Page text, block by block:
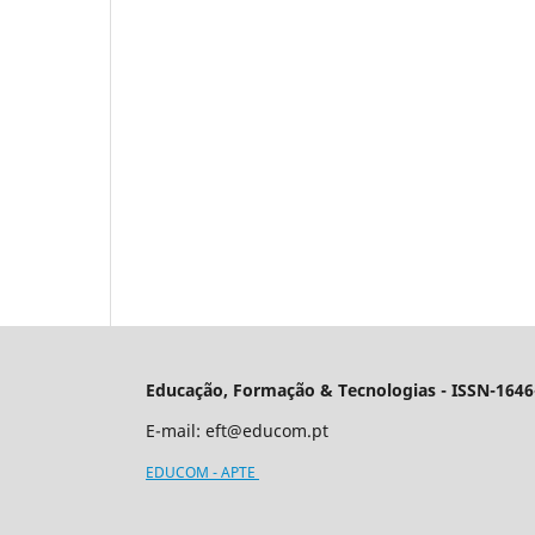
Educação, Formação & Tecnologias - ISSN-
E-mail: eft@educom.pt
EDUCOM - APTE